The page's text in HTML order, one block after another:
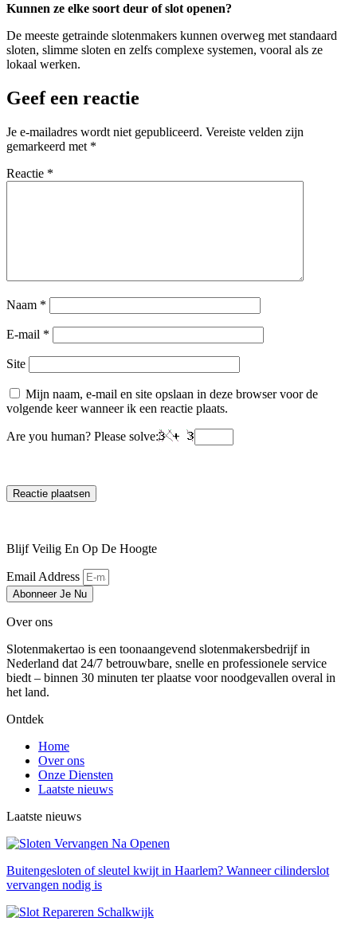
Kunnen ze elke soort deur of slot openen?
De meeste getrainde slotenmakers kunnen overweg met standaard
sloten, slimme sloten en zelfs complexe systemen, vooral als ze
lokaal werken.
Geef een reactie
Je e-mailadres wordt niet gepubliceerd. Vereiste velden zijn
gemarkeerd met *
Reactie *
Naam *
E-mail *
Site
Mijn naam, e-mail en site opslaan in deze browser voor de
volgende keer wanneer ik een reactie plaats.
Are you human? Please solve:
Blijf Veilig En Op De Hoogte
Email Address
Abonneer Je Nu
Over ons
Slotenmakertao is een toonaangevend slotenmakersbedrijf in
Nederland dat 24/7 betrouwbare, snelle en professionele service
biedt – binnen 30 minuten ter plaatse voor noodgevallen overal in
het land.
Ontdek
Home
Over ons
Onze Diensten
Laatste nieuws
Laatste nieuws
Buitengesloten of sleutel kwijt in Haarlem? Wanneer cilinderslot
vervangen nodig is